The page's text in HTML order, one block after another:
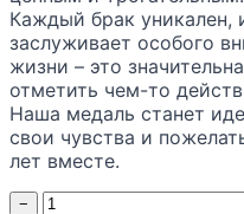
Каждый брак
заслуживает особого
жизни – это
отметить чем-то
Наша медаль станет
свои чувства и
лет вместе.
−